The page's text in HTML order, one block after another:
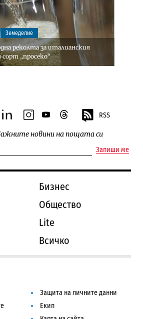
Земеделие
реколта за италианския
сорт „просеко“
linkedininstagram
youtubethreads RSS
новини на пощата си
Запиши ме
Бизнес
Общество
Lite
Всичко
Защита на личните данни
Екип